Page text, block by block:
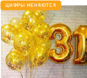
ЦИФРЫ МЕНЯЮТСЯ